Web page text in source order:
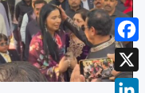
X